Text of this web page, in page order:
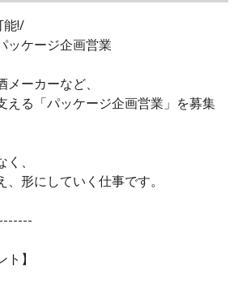
能!/
ッケージ企画営業
ーカーなど、
える「パッケージ企画営業」を募集
、
形にしていく仕事です。
】